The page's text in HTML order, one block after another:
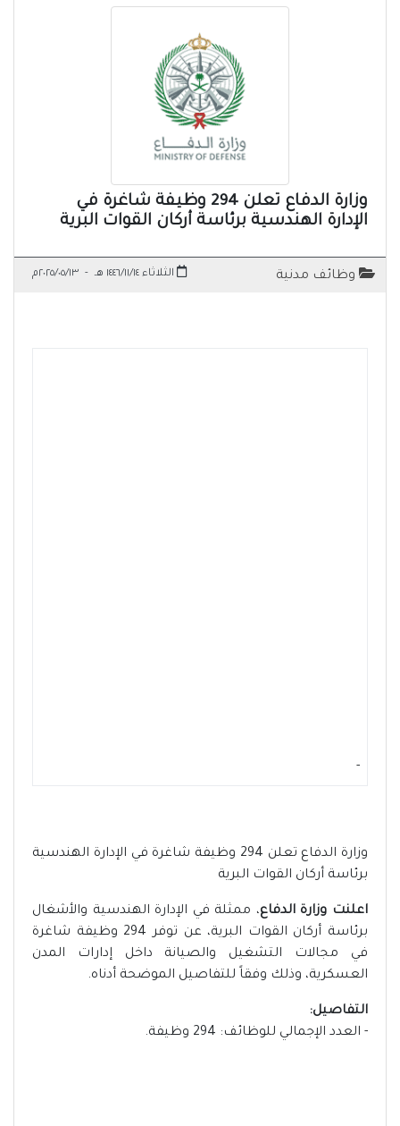
وزارة الدفاع تعلن 294 وظيفة شاغرة في
الإدارة الهندسية برئاسة أركان القوات البرية
وظائف مدنية الثلاثاء ١٤٤٦/١١/١٤ هـ - ٢٠٢٥/٠٥/١٣م
-
وزارة الدفاع تعلن 294 وظيفة شاغرة في الإدارة الهندسية
برئاسة أركان القوات البرية
اعلنت وزارة الدفاع، ممثلة في الإدارة الهندسية والأشغال
برئاسة أركان القوات البرية، عن توفر 294 وظيفة شاغرة
في مجالات التشغيل والصيانة داخل إدارات المدن
العسكرية، وذلك وفقاً للتفاصيل الموضحة أدناه.
التفاصيل:
- العدد الإجمالي للوظائف: 294 وظيفة.